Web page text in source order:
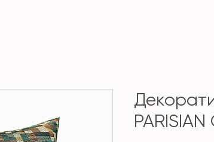
PARISIAN